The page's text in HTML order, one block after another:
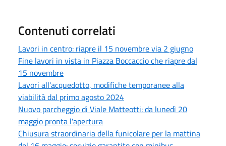
Contenuti correlati
Lavori in centro: riapre il 15 novembre via 2 giugno
Fine lavori in vista in Piazza Boccaccio che riapre dal
15 novembre
Lavori all'acquedotto, modifiche temporanee alla
viabilità dal primo agosto 2024
Nuovo parcheggio di Viale Matteotti: da lunedì 20
maggio pronta l'apertura
Chiusura straordinaria della funicolare per la mattina